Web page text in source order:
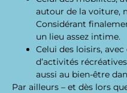
autour de la voiture,
Considérant
un lieu assez intime.
Celui des loisirs,
d’activités
aussi au bien-être
Par ailleurs – et dès lors